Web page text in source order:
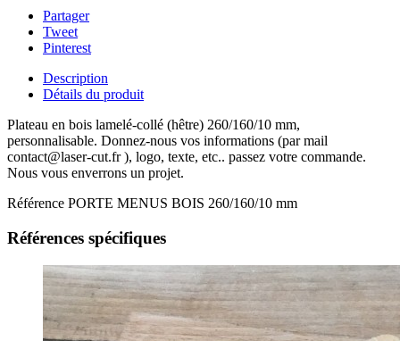
Partager
Tweet
Pinterest
Description
Détails du produit
Plateau en bois lamelé-collé (hêtre) 260/160/10 mm,
personnalisable. Donnez-nous vos informations (par mail
contact@laser-cut.fr ), logo, texte, etc.. passez votre commande.
Nous vous enverrons un projet.
Référence PORTE MENUS BOIS 260/160/10 mm
Références spécifiques